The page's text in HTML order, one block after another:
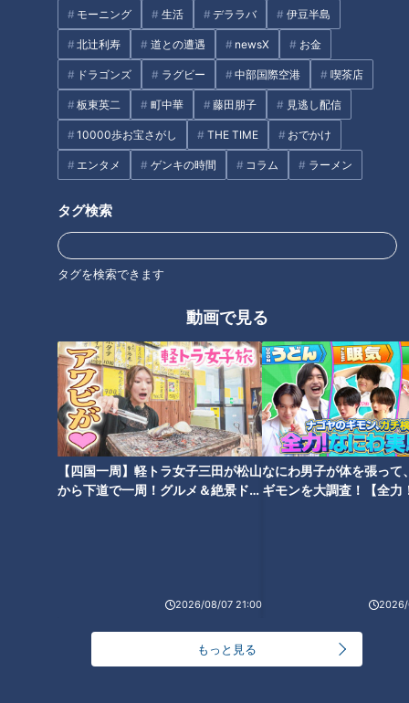
モーニング 生活 デララバ 伊豆半島
北辻利寿 道との遭遇 newsX お金
ドラゴンズ ラグビー 中部国際空港 喫茶店
板東英二 町中華 藤田朋子 見逃し配信
10000歩お宝さがし THE TIME おでかけ
エンタメ ゲンキの時間 コラム ラーメン
タグ検索
タグを検索できます
動画で見る
【四国一周】軽トラ女子三田が松山
から下道で一周！グルメ＆絶景ドラ
2026/08/07 21:00
なにわ男子が体を張って
ギモンを大調査！【全力
2026/
もっと見る
マーカーペンは「フェルトペン」とも呼ばれ、もともと英国の
貴族が使っていた。１９世紀後半になって、イギリスの一般社
会にも広がっていった。ペン先となるフェルトは、羊など動物
の毛を圧縮して作った繊維、それを細くしてインクを沁み込ま
せて、書く道具とした。その後、米国ではそれを進化させた
「マジックマーカー」という油性のフェルトペンが誕生した。